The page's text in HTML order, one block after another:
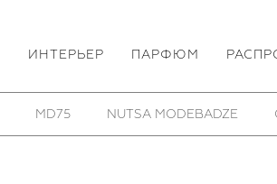
ИНТЕРЬЕР ПАРФЮМ
MD75 NUTSA MODEBADZE